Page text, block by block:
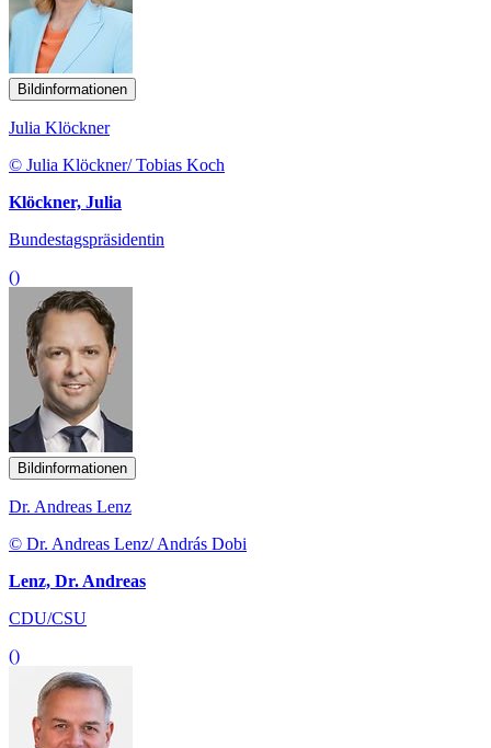
Bildinformationen
Julia Klöckner
© Julia Klöckner/ Tobias Koch
Klöckner, Julia
Bundestagspräsidentin
()
Bildinformationen
Dr. Andreas Lenz
© Dr. Andreas Lenz/ András Dobi
Lenz, Dr. Andreas
CDU/CSU
()